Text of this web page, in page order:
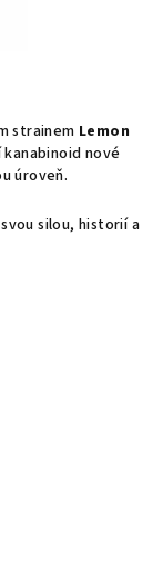
strainem Lemon
nové
úroveň.
silou, historií a